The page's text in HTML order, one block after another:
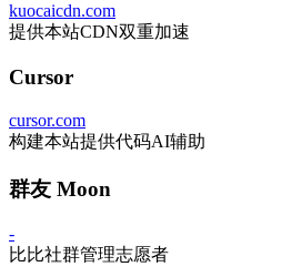
kuocaicdn.com
提供本站CDN双重加速
Cursor
cursor.com
构建本站提供代码AI辅助
群友 Moon
-
比比社群管理志愿者